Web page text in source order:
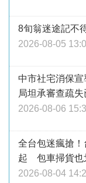
8旬翁迷途記不
2026-08-05
中市社宅消保
局坦承審查疏
2026-08-06
全台包迷瘋搶
起 包車掃貨也
2026-08-04